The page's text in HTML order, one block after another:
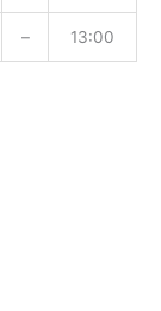
– 13:00